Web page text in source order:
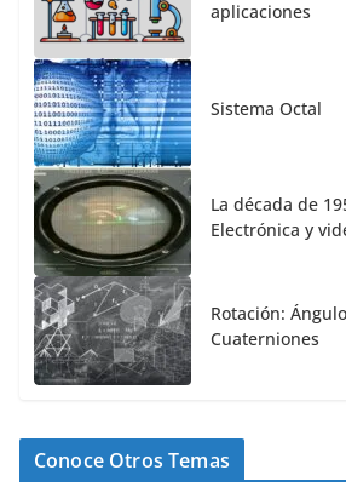
aplicaciones
Sistema Octal
La década de
Electrónica y
Rotación:
Cuaterniones
Conoce Otros Temas